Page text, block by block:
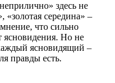
здесь не
середина» –
что сильно
ясновидения. Но не
ясновидящий –
правды есть.